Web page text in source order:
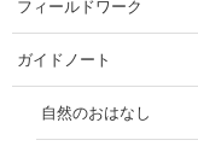
フィールドワーク
ガイドノート
自然のおはなし